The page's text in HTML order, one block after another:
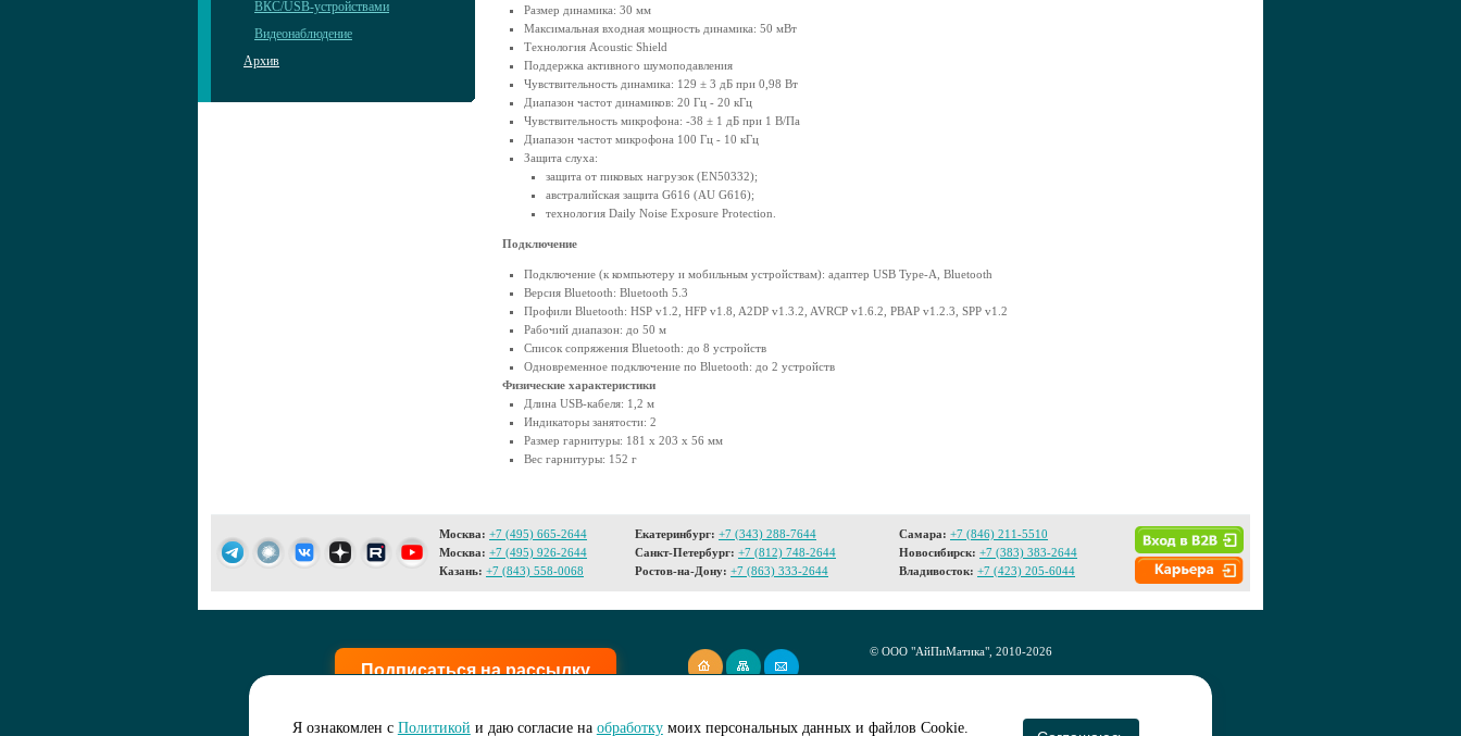
ВКС/USB-устройствами
Видеонаблюдение
Архив
Размер динамика: 30 мм
Максимальная входная мощность динамика: 50 мВт
Технология Acoustic Shield
Поддержка активного шумоподавления
Чувствительность динамика: 129 ± 3 дБ при 0,98 Вт
Диапазон частот динамиков: 20 Гц - 20 кГц
Чувствительность микрофона: -38 ± 1 дБ при 1 В/Па
Диапазон частот микрофона 100 Гц - 10 кГц
Защита слуха:
защита от пиковых нагрузок (EN50332);
австралийская защита G616 (AU G616);
технология Daily Noise Exposure Protection.
Подключение
Подключение (к компьютеру и мобильным устройствам): адаптер USB Type-A, Bluetooth
Версия Bluetooth: Bluetooth 5.3
Профили Bluetooth: HSP v1.2, HFP v1.8, A2DP v1.3.2, AVRCP v1.6.2, PBAP v1.2.3, SPP v1.2
Рабочий диапазон: до 50 м
Список сопряжения Bluetooth: до 8 устройств
Одновременное подключение по Bluetooth: до 2 устройств
Физические характеристики
Длина USB-кабеля: 1,2 м
Индикаторы занятости: 2
Размер гарнитуры: 181 x 203 x 56 мм
Вес гарнитуры: 152 г
Москва: +7 (495) 665-2644
Москва: +7 (495) 926-2644
Казань: +7 (843) 558-0068
Екатеринбург: +7 (343) 288-7644
Санкт-Петербург: +7 (812) 748-2644
Ростов-на-Дону: +7 (863) 333-2644
Самара: +7 (846) 211-5510
Новосибирск: +7 (383) 383-2644
Владивосток: +7 (423) 205-6044
Подписаться на рассылку
© ООО "АйПиМатика", 2010-2026
Я ознакомлен с Политикой и даю согласие на обработкумоих персональных данных и файлов Cookie.